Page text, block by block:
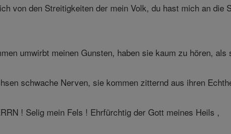
von den Streitigkeiten der mein Volk, du hast mich an
umwirbt meinen Gunsten, haben sie kaum zu hören, als
schwache Nerven, sie kommen zitternd aus ihren
! Selig mein Fels ! Ehrfürchtig der Gott meines Heils ,